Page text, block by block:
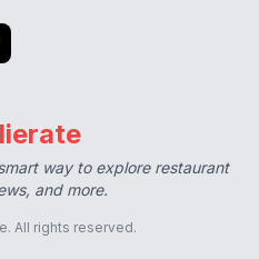
way to explore restaurant
and more.
All rights reserved.